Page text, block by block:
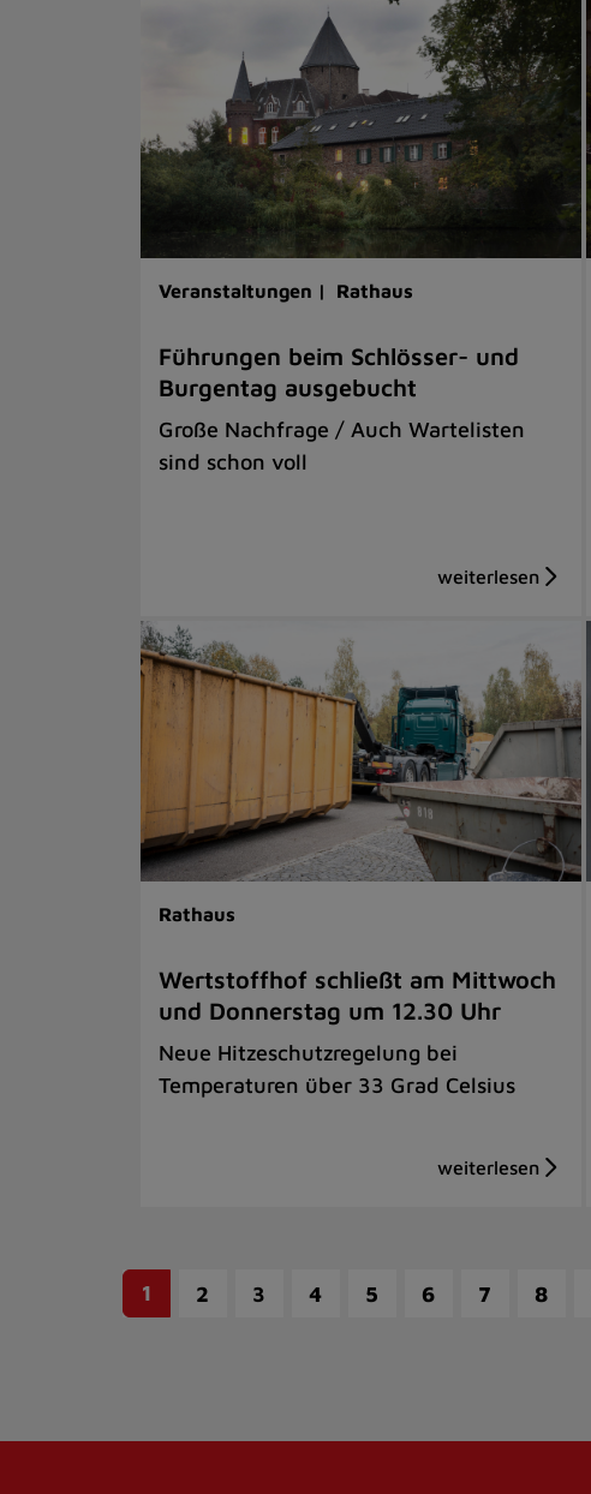
Veranstaltungen | Rathaus
Führungen beim Schlösser- und
Burgentag ausgebucht
Große Nachfrage / Auch Wartelisten
sind schon voll
Rathaus
Wertstoffhof schließt am Mittwoch
und Donnerstag um 12.30 Uhr
Neue Hitzeschutzregelung bei
Temperaturen über 33 Grad Celsius
1 2 3 4 5 6 7 8